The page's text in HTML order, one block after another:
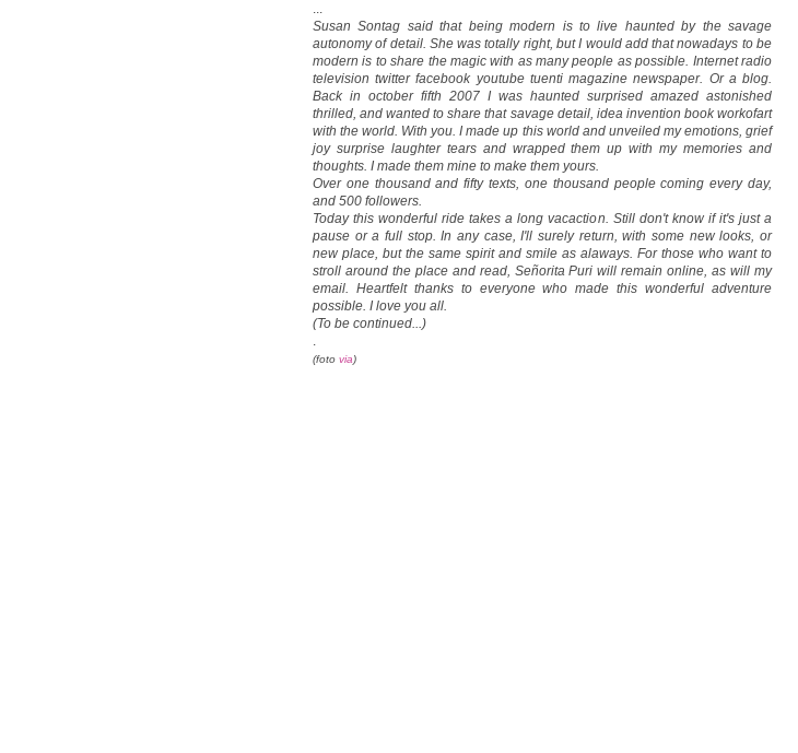
...
Susan Sontag said that being modern is to live haunted by the savage
autonomy of detail. She was totally right, but I would add that nowadays to be
modern is to share the magic with as many people as possible. Internet radio
television twitter facebook youtube tuenti magazine newspaper. Or a blog.
Back in october fifth 2007 I was haunted surprised amazed astonished
thrilled, and wanted to share that savage detail, idea invention book workofart
with the world. With you. I made up this world and unveiled my emotions, grief
joy surprise laughter tears and wrapped them up with my memories and
thoughts. I made them mine to make them yours.
Over one thousand and fifty texts, one thousand people coming every day,
and 500 followers.
Today this wonderful ride takes a long vacaction. Still don't know if it's just a
pause or a full stop. In any case, I'll surely return, with some new looks, or
new place, but the same spirit and smile as alaways. For those who want to
stroll around the place and read, Señorita Puri will remain online, as will my
email. Heartfelt thanks to everyone who made this wonderful adventure
possible. I love you all.
(To be continued...)
.
(foto via)